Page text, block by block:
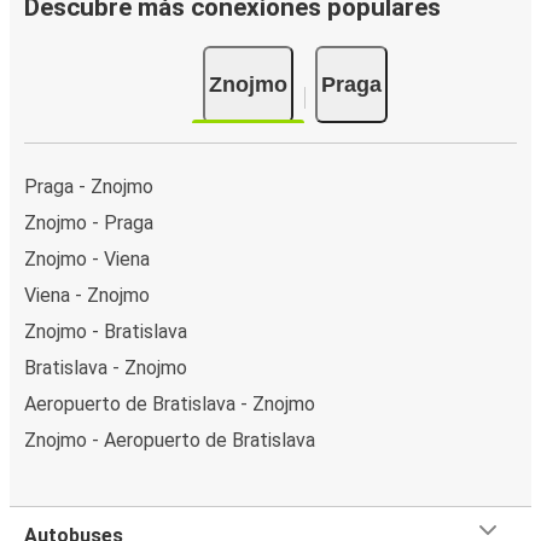
Descubre más conexiones populares
Znojmo Praga
Praga - Znojmo
Znojmo - Praga
Znojmo - Viena
Viena - Znojmo
Znojmo - Bratislava
Bratislava - Znojmo
Aeropuerto de Bratislava - Znojmo
Znojmo - Aeropuerto de Bratislava
Autobuses